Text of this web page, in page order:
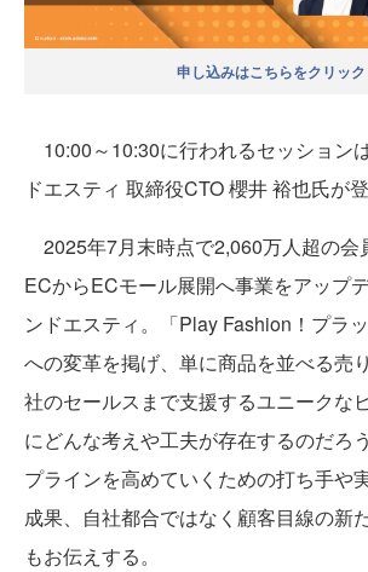
申し込みはこちらをクリック
10:00～10:30に行われるセッション
ドエスティ 取締役CTO 櫻井 裕也氏が登
2025年7月末時点で2,060万人超の会
ECからECモール展開へ事業をアップ
ンドエスティ。「Play Fashion！プラ
への変革を掲げ、単に商品を並べる売
社のセールスまで支援するユニークな
にどんな考えや工夫が存在するのだろ
プラインを高めていくための打ち手や
成果、自社都合ではなく顧客目線の新
もお伝えする。